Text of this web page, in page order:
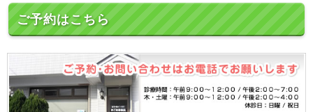
ご予約はこちら